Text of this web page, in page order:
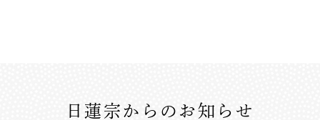
日蓮宗からのお知らせ